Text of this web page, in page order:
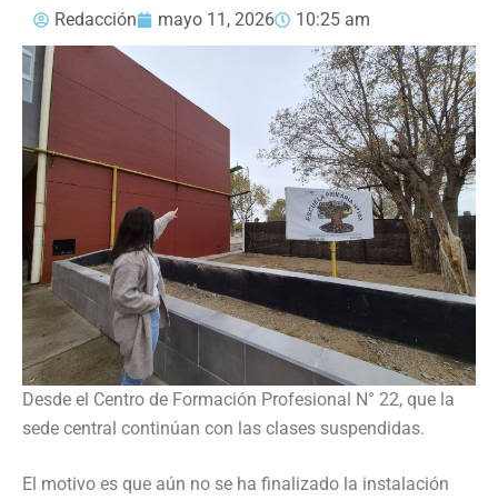
Redacción
mayo 11, 2026 10:25 am
Desde el Centro de Formación Profesional N° 22, que la
sede central continúan con las clases suspendidas.
El motivo es que aún no se ha finalizado la instalación